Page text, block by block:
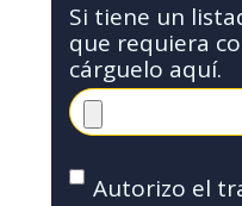
Si tiene un
que requiera
cárguelo aquí.
Autorizo el